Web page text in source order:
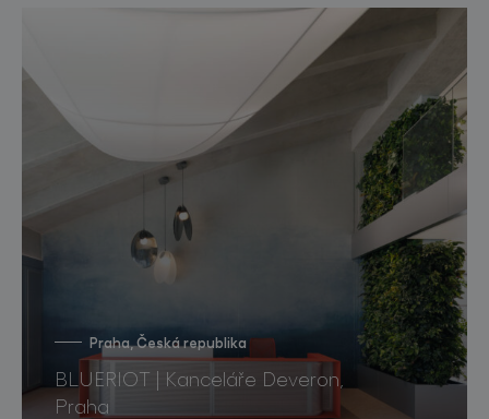
Praha, Česká republika
BLUERIOT | Kanceláře Deveron,
Praha